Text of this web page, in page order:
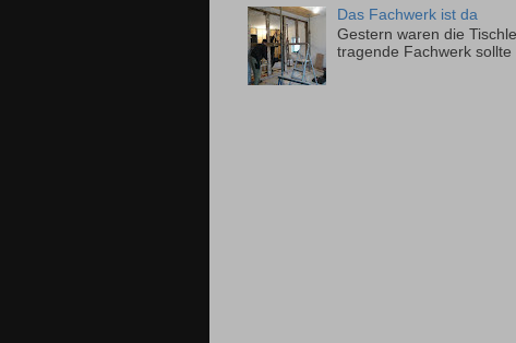
Das Fachwerk ist da
Gestern waren die
tragende Fachwerk